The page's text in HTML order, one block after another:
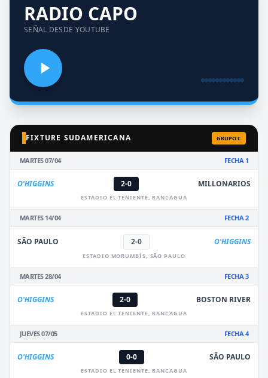
RADIO CAPO
SEÑAL DESDE YOUTUBE
FIXTURE SUDAMERICANA GRUPO C
MARTES 07/04 FECHA 1
O'HIGGINS 2-0 MILLONARIOS
ESTADIO EL TENIENTE, RANCAGUA
MARTES 14/04 FECHA 2
SÃO PAULO 2-0 O'HIGGINS
ESTADIO MORUMBÍS, SÃO PAULO
MARTES 28/04 FECHA 3
O'HIGGINS 2-0 BOSTON RIVER
ESTADIO EL TENIENTE, RANCAGUA
JUEVES 07/05 FECHA 4
O'HIGGINS 0-0 SÃO PAULO
ESTADIO EL TENIENTE, RANCAGUA